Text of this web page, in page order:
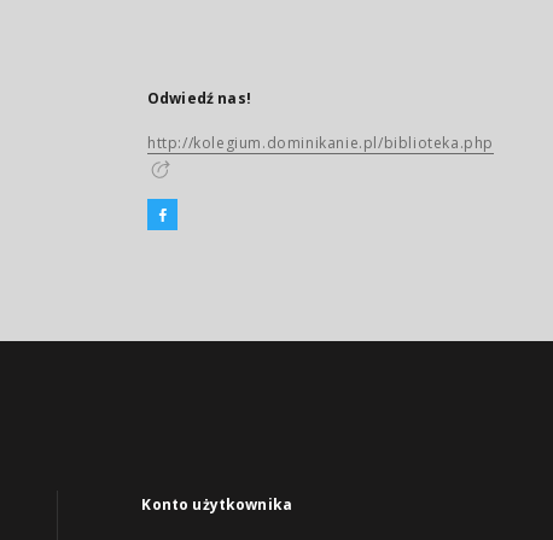
Odwiedź nas!
http://kolegium.dominikanie.pl/biblioteka.php
Konto użytkownika